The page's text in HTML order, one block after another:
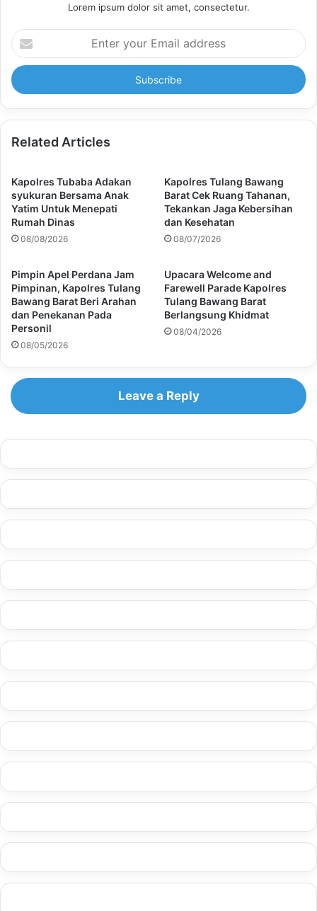
Lorem ipsum dolor sit amet, consectetur.
Enter
your
Email
address
Related Articles
Kapolres Tubaba Adakan
syukuran Bersama Anak
Yatim Untuk Menepati
Rumah Dinas
08/08/2026
Kapolres Tulang Bawang
Barat Cek Ruang Tahanan,
Tekankan Jaga Kebersihan
dan Kesehatan
08/07/2026
Pimpin Apel Perdana Jam
Pimpinan, Kapolres Tulang
Bawang Barat Beri Arahan
dan Penekanan Pada
Personil
08/05/2026
Upacara Welcome and
Farewell Parade Kapolres
Tulang Bawang Barat
Berlangsung Khidmat
08/04/2026
Leave a Reply